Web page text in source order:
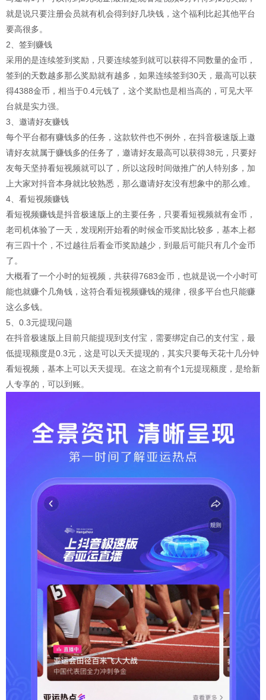
就是说只要注册会员就有机会得到好几块钱，这个福利比起其他平台
要高很多。
2、签到赚钱
采用的是连续签到奖励，只要连续签到就可以获得不同数量的金币，
签到的天数越多那么奖励就有越多，如果连续签到30天，最高可以获
得4388金币，相当于0.4元钱了，这个奖励也是相当高的，可见大平
台就是实力强。
3、邀请好友赚钱
每个平台都有赚钱多的任务，这款软件也不例外，在抖音极速版上邀
请好友就属于赚钱多的任务了，邀请好友最高可以获得38元，只要好
友每天坚持看短视频就可以了，所以这段时间做推广的人特别多，加
上大家对抖音本身就比较熟悉，那么邀请好友没有想象中的那么难。
4、看短视频赚钱
看短视频赚钱是抖音极速版上的主要任务，只要看短视频就有金币，
老司机体验了一天，发现刚开始看的时候金币奖励比较多，基本上都
有三四十个，不过越往后看金币奖励越少，到最后可能只有几个金币
了。
大概看了一个小时的短视频，共获得7683金币，也就是说一个小时可
能也就赚个几角钱，这符合看短视频赚钱的规律，很多平台也只能赚
这么多钱。
5、0.3元提现问题
在抖音极速版上目前只能提现到支付宝，需要绑定自己的支付宝，最
低提现额度是0.3元，这是可以天天提现的，其实只要每天花十几分钟
看短视频，基本上可以天天提现。在这之前有个1元提现额度，是给新
人专享的，可以到账。